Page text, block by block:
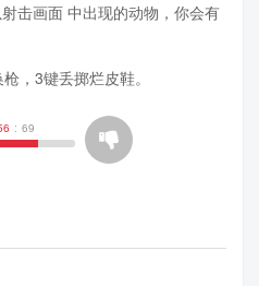
击画面 中出现的动物，你会有
，3键丢掷烂皮鞋。
: 69